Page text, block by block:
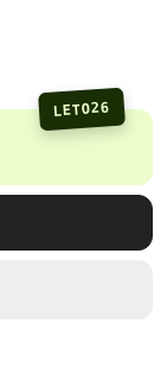
LETO26